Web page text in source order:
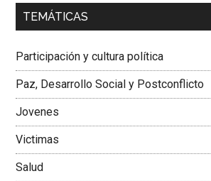
00:00
Dra. Carolina Corcho Mejía,Presidenta
Colombiana
TEMÁTICAS
Participación y cultura política
Paz, Desarrollo Social y Postconflicto
Jovenes
Victimas
Salud